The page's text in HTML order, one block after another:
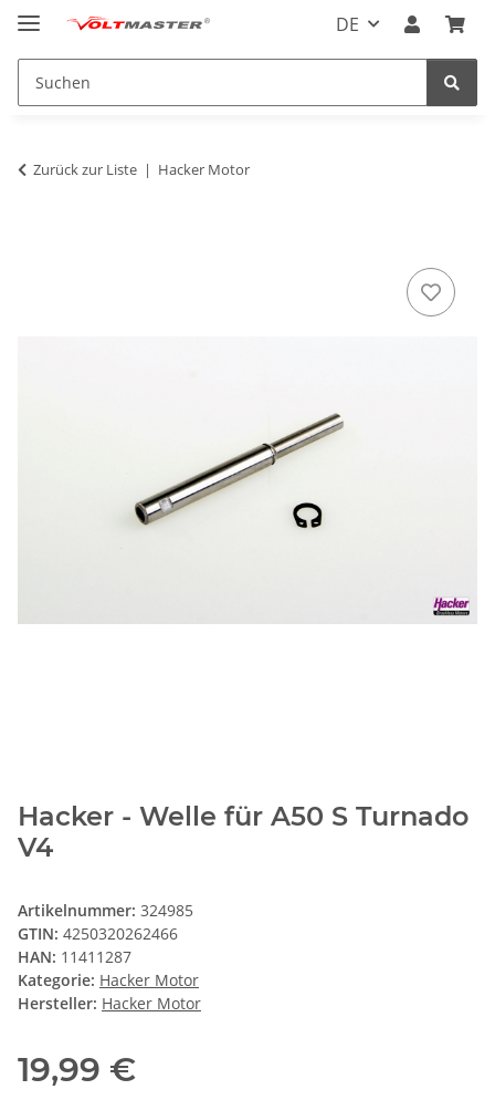
DE
Zurück zur Liste Hacker Motor
Hacker - Welle für A50 S Turnado
V4
Artikelnummer: 324985
GTIN: 4250320262466
HAN: 11411287
Kategorie: Hacker Motor
Hersteller: Hacker Motor
19,99 €